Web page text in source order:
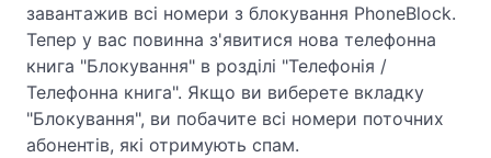
завантажив всі номери з блокування PhoneBlock.
Тепер у вас повинна з'явитися нова телефонна
книга "Блокування" в розділі "Телефонія /
Телефонна книга". Якщо ви виберете вкладку
"Блокування", ви побачите всі номери поточних
абонентів, які отримують спам.